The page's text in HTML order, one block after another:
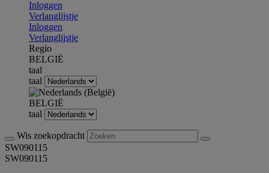
Inloggen
Verlanglijstje
Inloggen
Verlanglijstje
Regio
BELGIË
taal
taal
BELGIË
taal
Wis zoekopdracht
SW090115
SW090115